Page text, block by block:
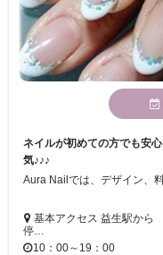
ネイルが初めての方でも安
気♪♪♪
基本アクセス 益生駅か
停…
10：00～19：00